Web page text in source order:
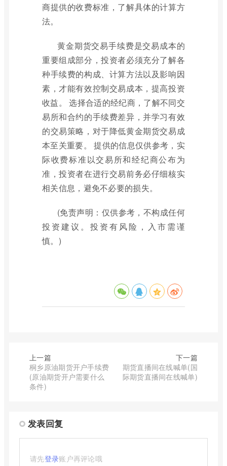
商提供的收费标准，了解具体的计算方
法。
黄金期货交易手续费是交易成本的
重要组成部分，投资者必须充分了解各
种手续费的构成、计算方法以及影响因
素，才能有效控制交易成本，提高投资
收益。 选择合适的经纪商，了解不同交
易所和合约的手续费差异，并学习有效
的交易策略，对于降低黄金期货交易成
本至关重要。 提供的信息仅供参考，实
际收费标准以交易所和经纪商公布为
准，投资者在进行交易前务必仔细核实
相关信息，避免不必要的损失。
(免责声明：仅供参考，不构成任何
投资建议。投资有风险，入市需谨
慎。)
上一篇
桐乡原油期货开户手续费
(原油期货开户需要什么
条件)
下一篇
期货直播间在线喊单(国
际期货直播间在线喊单)
发表回复
请先登录账户再评论哦